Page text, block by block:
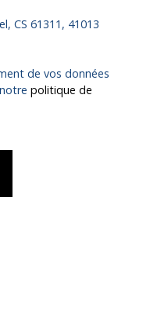
CS 61311, 41013
de vos données
politique de